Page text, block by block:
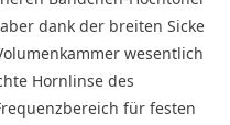
dank der breiten Sicke
wesentlich
Hornlinse des
für festen